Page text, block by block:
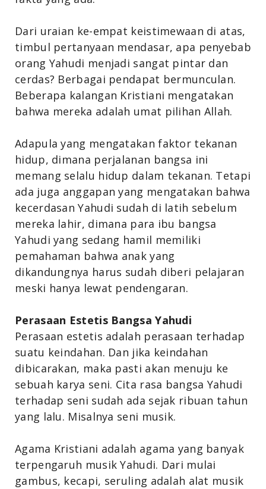
Dari uraian ke-empat keistimewaan di atas,
timbul pertanyaan mendasar, apa penyebab
orang Yahudi menjadi sangat pintar dan
cerdas? Berbagai pendapat bermunculan.
Beberapa kalangan Kristiani mengatakan
bahwa mereka adalah umat pilihan Allah.
Adapula yang mengatakan faktor tekanan
hidup, dimana perjalanan bangsa ini
memang selalu hidup dalam tekanan. Tetapi
ada juga anggapan yang mengatakan bahwa
kecerdasan Yahudi sudah di latih sebelum
mereka lahir, dimana para ibu bangsa
Yahudi yang sedang hamil memiliki
pemahaman bahwa anak yang
dikandungnya harus sudah diberi pelajaran
meski hanya lewat pendengaran.
Perasaan Estetis Bangsa Yahudi
Perasaan estetis adalah perasaan terhadap
suatu keindahan. Dan jika keindahan
dibicarakan, maka pasti akan menuju ke
sebuah karya seni. Cita rasa bangsa Yahudi
terhadap seni sudah ada sejak ribuan tahun
yang lalu. Misalnya seni musik.
Agama Kristiani adalah agama yang banyak
terpengaruh musik Yahudi. Dari mulai
gambus, kecapi, seruling adalah alat musik